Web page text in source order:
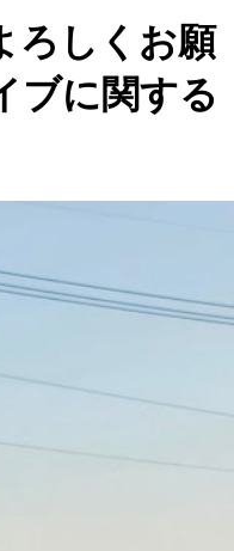
ろしくお願
ブに関する